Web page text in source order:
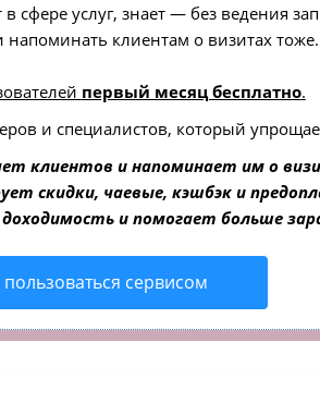
в сфере услуг, знает — без ведения
напоминать клиентам о визитах
первый месяц бесплатно.
и специалистов, который
клиентов и напоминает им о
скидки, чаевые, кэшбэк и
и помогает больше
сервисом